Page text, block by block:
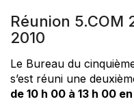
Réunion 5.COM
2010
Le Bureau du
s’est réuni une
de 10 h 00 à 13 h 00